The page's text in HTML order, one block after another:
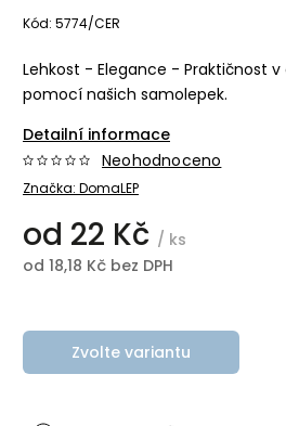
Kód: 5774/CER
Lehkost - Elegance - Praktičnost
pomocí našich samolepek.
Detailní informace
Značka: DomaLEP
Neohodnoceno
od 22 Kč / ks
od 18,18 Kč bez DPH
Zvolte variantu